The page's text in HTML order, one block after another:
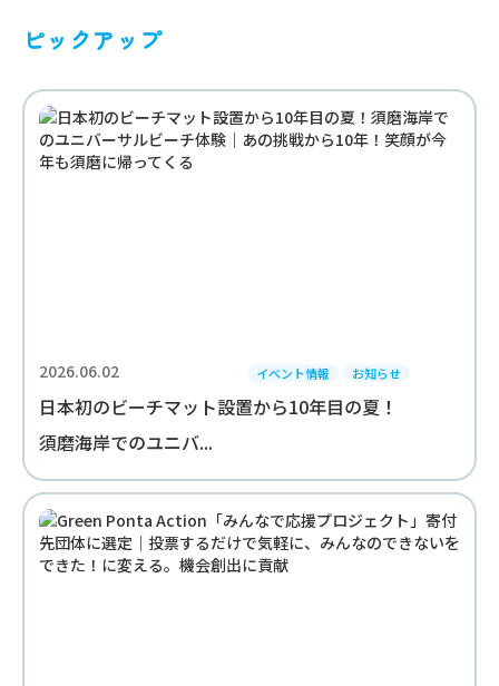
ピックアップ
2026.06.02 イベント情報 お知らせ
日本初のビーチマット設置から10年目の夏！
須磨海岸でのユニバ...